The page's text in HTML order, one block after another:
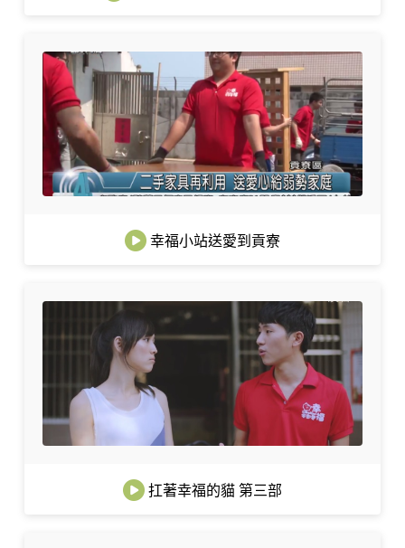
幸福小站送愛到貢寮
扛著幸福的貓 第三部